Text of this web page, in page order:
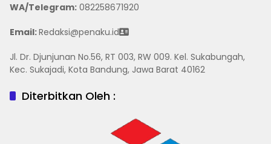
WA/Telegram: 082258671920
Email:Redaksi@penaku.id
Jl. Dr. Djunjunan No.56, RT 003, RW 009. Kel. Sukabungah,
Kec. Sukajadi, Kota Bandung, Jawa Barat 40162
Diterbitkan Oleh :